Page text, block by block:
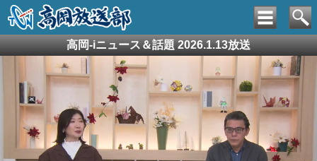
高岡-iニュース＆話題 2026.1.13放送